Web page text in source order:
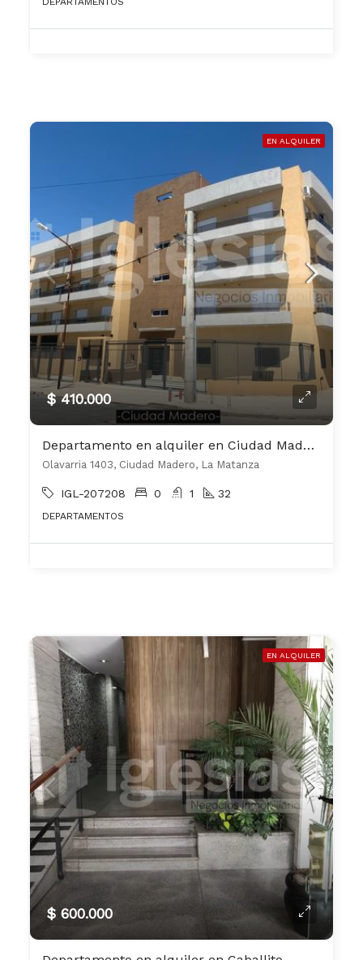
EN ALQUILER
$ 410.000
Departamento en alquiler en Ciudad Madero
Olavarria 1403, Ciudad Madero, La Matanza
IGL-207208 0 1 32
DEPARTAMENTOS
EN ALQUILER
$ 600.000